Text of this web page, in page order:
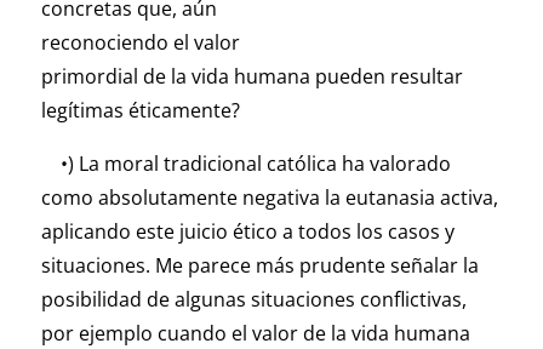
concretas que, aún
reconociendo el valor
primordial de la vida humana pueden resultar
legítimas éticamente?
•) La moral tradicional católica ha valorado
como absolutamente negativa la eutanasia activa,
aplicando este juicio ético a todos los casos y
situaciones. Me parece más prudente señalar la
posibilidad de algunas situaciones conflictivas,
por ejemplo cuando el valor de la vida humana